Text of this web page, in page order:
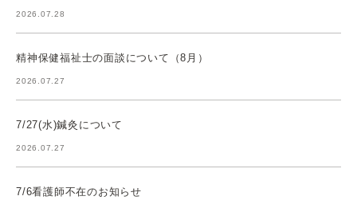
2026.07.28
精神保健福祉士の面談について（8月）
2026.07.27
7/27(水)鍼灸について
2026.07.27
7/6看護師不在のお知らせ